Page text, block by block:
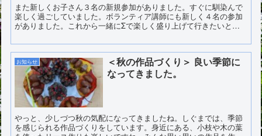
また新しくお子さん３名の新規参加がありました。すぐに馴染んで
楽しく過ごしていました。ボランティア講師にも新しく４名の参加
がありました。これから一緒にΣで楽しく盛り上げて行きたいと思
お知らせ
＜秋の作品づくり＞ 良い季節に
なってきました。
やっと、少しづつ秋の気配になってきましたね。しぐまでは、季節
を感じられる作品づくりをしています。身近にある、小枝や木の葉